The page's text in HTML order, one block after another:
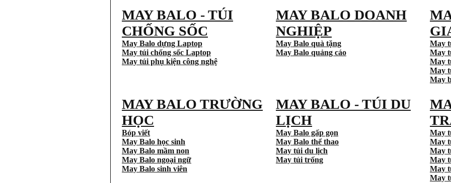
MAY BALO - TÚI
CHỐNG SỐC
May Balo dựng Laptop
May túi chống sốc Laptop
May túi phụ kiện công nghệ
MAY BALO DOANH
NGHIỆP
May Balo quà tặng
May Balo quảng cáo
May
May
May
May
May
MAY BALO TRƯỜNG
HỌC
Bóp viết
May Balo học sinh
May Balo mầm non
May Balo ngoại ngữ
May Balo sinh viên
MAY BALO - TÚI DU
LỊCH
May Balo gấp gọn
May Balo thể thao
May túi du lịch
May túi trống
May
May
May
May
May
May